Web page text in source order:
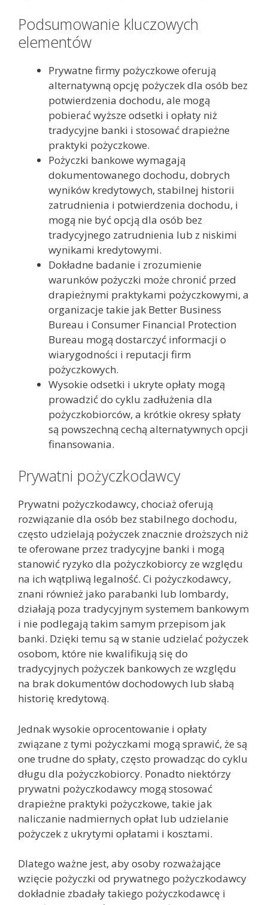
Podsumowanie kluczowych
elementów
Prywatne firmy pożyczkowe oferują
alternatywną opcję pożyczek dla osób bez
potwierdzenia dochodu, ale mogą
pobierać wyższe odsetki i opłaty niż
tradycyjne banki i stosować drapieżne
praktyki pożyczkowe.
Pożyczki bankowe wymagają
dokumentowanego dochodu, dobrych
wyników kredytowych, stabilnej historii
zatrudnienia i potwierdzenia dochodu, i
mogą nie być opcją dla osób bez
tradycyjnego zatrudnienia lub z niskimi
wynikami kredytowymi.
Dokładne badanie i zrozumienie
warunków pożyczki może chronić przed
drapieżnymi praktykami pożyczkowymi, a
organizacje takie jak Better Business
Bureau i Consumer Financial Protection
Bureau mogą dostarczyć informacji o
wiarygodności i reputacji firm
pożyczkowych.
Wysokie odsetki i ukryte opłaty mogą
prowadzić do cyklu zadłużenia dla
pożyczkobiorców, a krótkie okresy spłaty
są powszechną cechą alternatywnych opcji
finansowania.
Prywatni pożyczkodawcy
Prywatni pożyczkodawcy, chociaż oferują
rozwiązanie dla osób bez stabilnego dochodu,
często udzielają pożyczek znacznie droższych niż
te oferowane przez tradycyjne banki i mogą
stanowić ryzyko dla pożyczkobiorcy ze względu
na ich wątpliwą legalność. Ci pożyczkodawcy,
znani również jako parabanki lub lombardy,
działają poza tradycyjnym systemem bankowym
i nie podlegają takim samym przepisom jak
banki. Dzięki temu są w stanie udzielać pożyczek
osobom, które nie kwalifikują się do
tradycyjnych pożyczek bankowych ze względu
na brak dokumentów dochodowych lub słabą
historię kredytową.
Jednak wysokie oprocentowanie i opłaty
związane z tymi pożyczkami mogą sprawić, że są
one trudne do spłaty, często prowadząc do cyklu
długu dla pożyczkobiorcy. Ponadto niektórzy
prywatni pożyczkodawcy mogą stosować
drapieżne praktyki pożyczkowe, takie jak
naliczanie nadmiernych opłat lub udzielanie
pożyczek z ukrytymi opłatami i kosztami.
Dlatego ważne jest, aby osoby rozważające
wzięcie pożyczki od prywatnego pożyczkodawcy
dokładnie zbadały takiego pożyczkodawcę i